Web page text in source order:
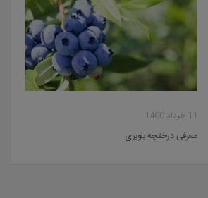
11 خرداد 1400
معرفی درختچه بلوبری